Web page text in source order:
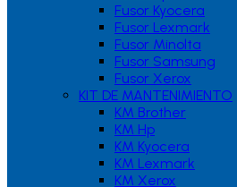
Fusor Kyocera
Fusor Lexmark
Fusor Minolta
Fusor Samsung
Fusor Xerox
KIT DE MANTENIMIENTO
KM Brother
KM Hp
KM Kyocera
KM Lexmark
KM Xerox